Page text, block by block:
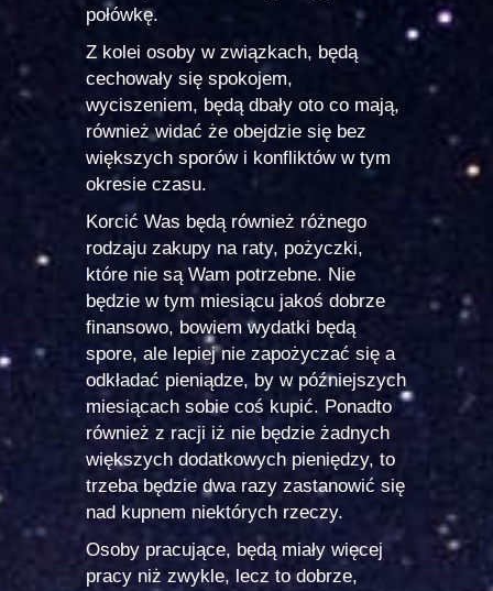
połówkę.
Z kolei osoby w związkach, będą
cechowały się spokojem,
wyciszeniem, będą dbały oto co mają,
również widać że obejdzie się bez
większych sporów i konfliktów w tym
okresie czasu.
Korcić Was będą również różnego
rodzaju zakupy na raty, pożyczki,
które nie są Wam potrzebne. Nie
będzie w tym miesiącu jakoś dobrze
finansowo, bowiem wydatki będą
spore, ale lepiej nie zapożyczać się a
odkładać pieniądze, by w późniejszych
miesiącach sobie coś kupić. Ponadto
również z racji iż nie będzie żadnych
większych dodatkowych pieniędzy, to
trzeba będzie dwa razy zastanowić się
nad kupnem niektórych rzeczy.
Osoby pracujące, będą miały więcej
pracy niż zwykle, lecz to dobrze,